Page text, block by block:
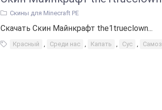
Скины для Minecraft PE
Скачать Скин Майнкрафт the1trueclown...
Красный , Среди нас , Капать , Сус ,